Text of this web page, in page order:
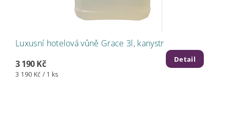
Luxusní hotelová vůně Grace 3l, kanystr
3 190 Kč
3 190 Kč / 1 ks
Detail